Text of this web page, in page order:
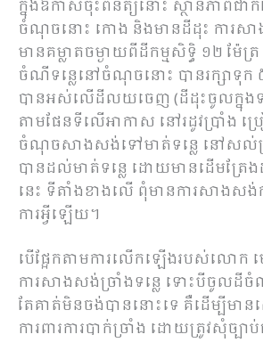
ក្នុងឱកាសចុះពិនិត្យនោះ ស្ថានភាពជាក់
ចំណុចនោះ កោង និងមានដីដុះ ការសា
មានគម្លាតចម្ងាយពីដីកម្មសិទ្ធិ ១២ ម៉ែ
ចំណីទន្លេនៅចំណុចនោះ បានរក្សាទុក ៥
បានអស់លើដីលយចេញ (ដីដុះចូលក្នុងទ
តាមផែនទីលើអាកាស នៅរដូវប្រាំង ប្
ចំណុចសាងសង់ទៅមាត់ទន្លេ នៅសល់
បានដល់មាត់ទន្លេ ដោយមានដើមត្រែង
នេះ ទីតាំងខាងលើ ពុំមានការសាងសង់
ការអ្វីឡើយ។
បើផ្អែកតាមការលើកឡើងរបស់លោ
ការសាងសង់ច្រាំងទន្លេ ទោះបីចូលដីចំណី
តែគាត់មិនចង់បាននោះទេ គឺដើម្បីមា
ការពារការបាក់ច្រាំង ដោយត្រូវសុំច្បា